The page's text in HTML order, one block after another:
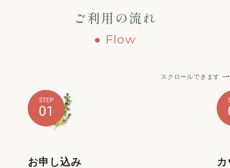
ご利用の流れ
● Flow
スクロールできます
お申し込み